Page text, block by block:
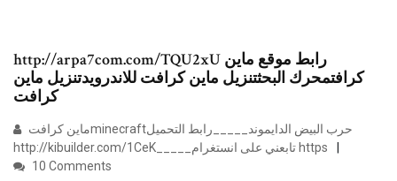
http://arpa7com.com/TQU2xU رابط موقع ماين
كرافتمحرك البحثتنزيل ماين كرافت للاندرويدتنزيل ماين
كرافت
http://kibuilder.com/1CeK_____تابعني على انستغرام https
10 Comments